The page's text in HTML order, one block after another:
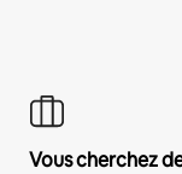
Vous cherchez